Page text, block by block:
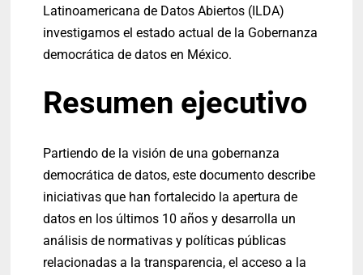
Latinoamericana de Datos Abiertos (ILDA)
investigamos el estado actual de la Gobernanza
democrática de datos en México.
Resumen ejecutivo
Partiendo de la visión de una gobernanza
democrática de datos, este documento describe
iniciativas que han fortalecido la apertura de
datos en los últimos 10 años y desarrolla un
análisis de normativas y políticas públicas
relacionadas a la transparencia, el acceso a la